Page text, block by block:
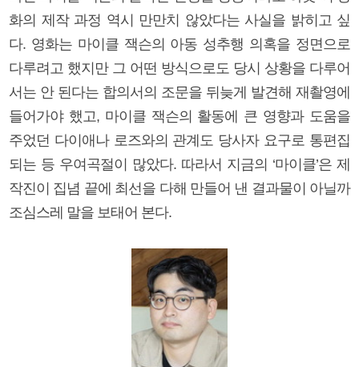
화의 제작 과정 역시 만만치 않았다는 사실을 밝히고 싶
다. 영화는 마이클 잭슨의 아동 성추행 의혹을 정면으로
다루려고 했지만 그 어떤 방식으로도 당시 상황을 다루어
서는 안 된다는 합의서의 조문을 뒤늦게 발견해 재촬영에
들어가야 했고, 마이클 잭슨의 활동에 큰 영향과 도움을
주었던 다이애나 로즈와의 관계도 당사자 요구로 통편집
되는 등 우여곡절이 많았다. 따라서 지금의 ‘마이클’은 제
작진이 집념 끝에 최선을 다해 만들어 낸 결과물이 아닐까
조심스레 말을 보태어 본다.